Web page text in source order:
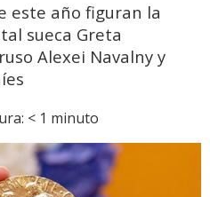
este año figuran la
sueca Greta
Alexei Navalny y
< 1 minuto